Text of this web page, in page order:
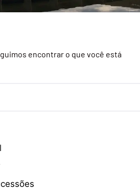
encontrar o que você está